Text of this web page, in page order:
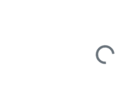
Загружается...